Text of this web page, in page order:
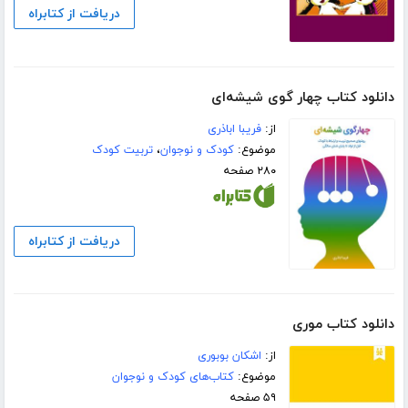
دریافت از کتابراه
دانلود کتاب چهار گوی شیشه‌ای
از:فریبا اباذری
موضوع:کودک و نوجوان،تربیت کودک
۲۸۰ صفحه
دریافت از کتابراه
دانلود کتاب موری
از: اشکان بوبوری
موضوع:کتاب‌های کودک و نوجوان
۵۹ صفحه